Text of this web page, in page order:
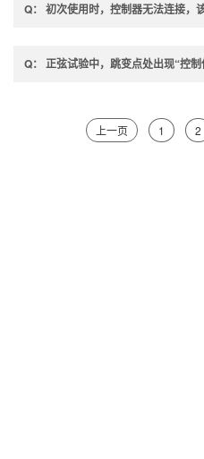
初次使用时，控制器无法连接，
正弦试验中，跳变点处出现“控制
上一页 1 2